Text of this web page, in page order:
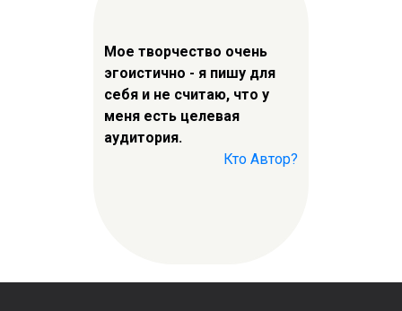
Мое творчество очень
эгоистично - я пишу для
себя и не считаю, что у
меня есть целевая
аудитория.
Кто Автор?